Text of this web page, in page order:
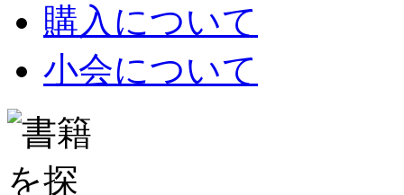
購入について
小会について